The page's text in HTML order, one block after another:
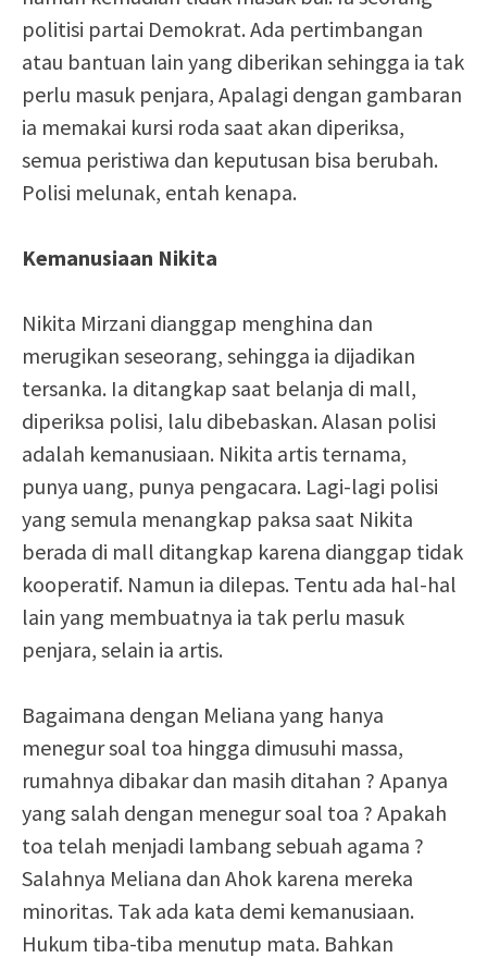
politisi partai Demokrat. Ada pertimbangan
atau bantuan lain yang diberikan sehingga ia tak
perlu masuk penjara, Apalagi dengan gambaran
ia memakai kursi roda saat akan diperiksa,
semua peristiwa dan keputusan bisa berubah.
Polisi melunak, entah kenapa.
Kemanusiaan Nikita
Nikita Mirzani dianggap menghina dan
merugikan seseorang, sehingga ia dijadikan
tersanka. Ia ditangkap saat belanja di mall,
diperiksa polisi, lalu dibebaskan. Alasan polisi
adalah kemanusiaan. Nikita artis ternama,
punya uang, punya pengacara. Lagi-lagi polisi
yang semula menangkap paksa saat Nikita
berada di mall ditangkap karena dianggap tidak
kooperatif. Namun ia dilepas. Tentu ada hal-hal
lain yang membuatnya ia tak perlu masuk
penjara, selain ia artis.
Bagaimana dengan Meliana yang hanya
menegur soal toa hingga dimusuhi massa,
rumahnya dibakar dan masih ditahan ? Apanya
yang salah dengan menegur soal toa ? Apakah
toa telah menjadi lambang sebuah agama ?
Salahnya Meliana dan Ahok karena mereka
minoritas. Tak ada kata demi kemanusiaan.
Hukum tiba-tiba menutup mata. Bahkan